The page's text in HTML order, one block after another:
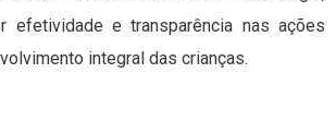
efetividade e transparência nas ações
integral das crianças.